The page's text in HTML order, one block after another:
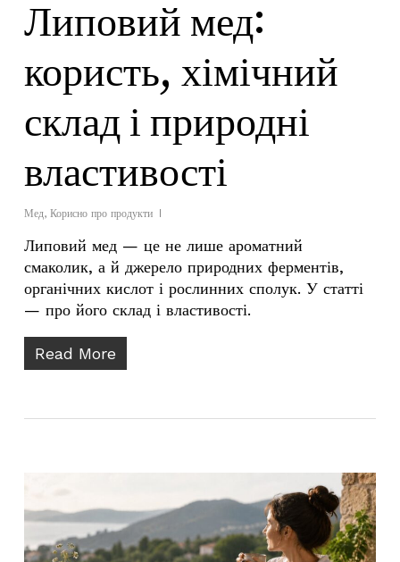
Липовий мед:
користь, хімічний
склад і природні
властивості
Мед, Корисно про продукти
Липовий мед — це не лише ароматний
смаколик, а й джерело природних ферментів,
органічних кислот і рослинних сполук. У статті
— про його склад і властивості.
Read More